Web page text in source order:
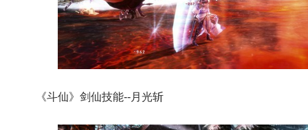
《斗仙》剑仙技能--月光斩